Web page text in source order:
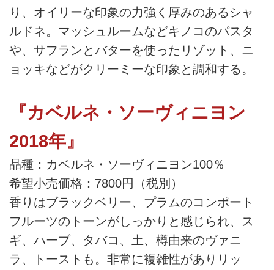
り、オイリーな印象の力強く厚みのあるシャ
ルドネ。マッシュルームなどキノコのパスタ
や、サフランとバターを使ったリゾット、ニ
ョッキなどがクリーミーな印象と調和する。
『カベルネ・ソーヴィニヨン
2018年』
品種：カベルネ・ソーヴィニヨン100％
希望小売価格：7800円（税別）
香りはブラックベリー、プラムのコンポート
フルーツのトーンがしっかりと感じられ、ス
ギ、ハーブ、タバコ、土、樽由来のヴァニ
ラ、トーストも。非常に複雑性がありリッ